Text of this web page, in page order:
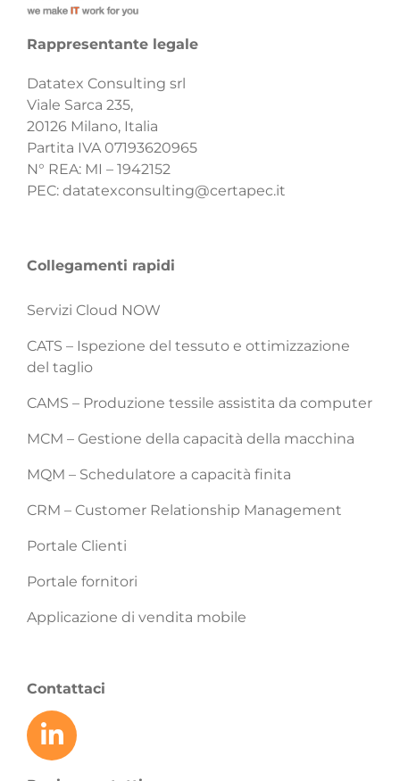
Rappresentante legale
Datatex Consulting srl
Viale Sarca 235,
20126 Milano, Italia
Partita IVA 07193620965
N° REA: MI – 1942152
PEC: datatexconsulting@certapec.it
Collegamenti rapidi
Servizi Cloud NOW
CATS – Ispezione del tessuto e ottimizzazione
del taglio
CAMS – Produzione tessile assistita da computer
MCM – Gestione della capacità della macchina
MQM – Schedulatore a capacità finita
CRM – Customer Relationship Management
Portale Clienti
Portale fornitori
Applicazione di vendita mobile
Contattaci